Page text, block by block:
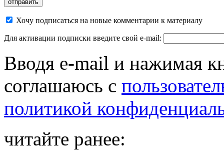
Хочу подписаться на новые комментарии к материалу
Для активации подписки введите свой e-mail:
Вводя e-mail и нажимая
соглашаюсь с
политикой
читайте ранее: